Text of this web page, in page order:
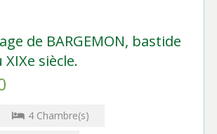
de BARGEMON, bastide
siècle.
4 Chambre(s)